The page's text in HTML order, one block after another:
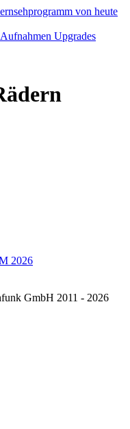
Aufnahmen Upgrades
2026
GmbH 2011 - 2026